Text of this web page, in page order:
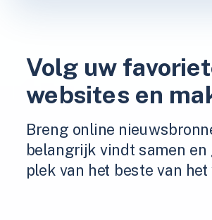
Volg uw
websites en
Breng online
belangrijk vindt samen en
plek van het beste van het